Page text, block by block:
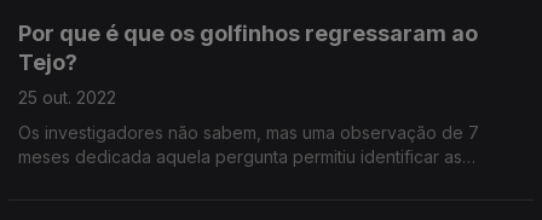
Por que é que os golfinhos regressaram ao
Tejo?
25 out. 2022
Os investigadores não sabem, mas uma observação de 7
meses dedicada aquela pergunta permitiu identificar as